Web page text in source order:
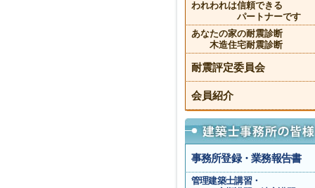
われわれは信頼できる
パートナーです
あなたの家の耐震診断
木造住宅耐震診断
耐震評定委員会
会員紹介
事務所登録・業務報告書
管理建築士講習・